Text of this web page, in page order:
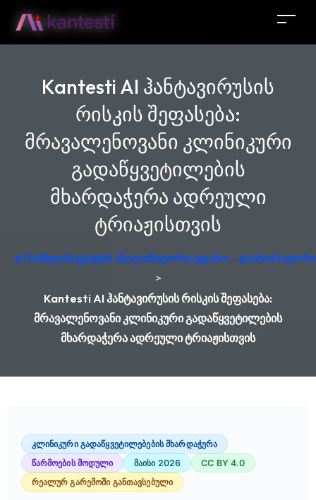
Kantesti AI ჰანტავირუსის
რისკის შეფასება:
მრავალენოვანი კლინიკური
გადაწყვეტილების
მხარდაჭერა ადრეული
ტრიაჟისთვის
AI სისხლის ტესტის ანალიზატორი უფასო –
>
Kantesti AI ჰანტავირუსის რისკის შეფასება:
მრავალენოვანი კლინიკური გადაწყვეტილების
მხარდაჭერა ადრეული ტრიაჟისთვის
კლინიკური გადაწყვეტილებების მხარდაჭერა
წარმოების მოდული
მაისი 2026
CC BY 4.0
რეალურ გარემოში განთავსებული